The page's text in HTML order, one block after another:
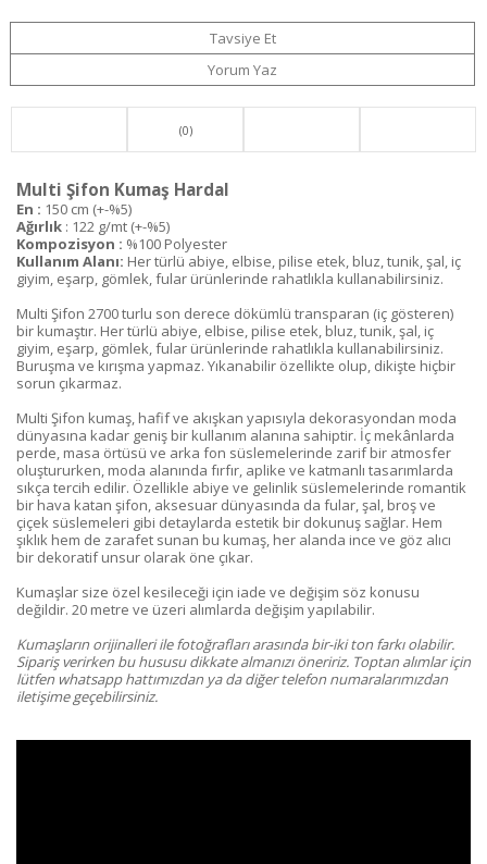
Tavsiye Et
Yorum Yaz
(0)
Multi Şifon Kumaş Hardal
En : 150 cm (+-%5)
Ağırlık : 122 g/mt (+-%5)
Kompozisyon : %100 Polyester
Kullanım Alanı: Her türlü abiye, elbise, pilise etek, bluz, tunik, şal, iç
giyim, eşarp, gömlek, fular ürünlerinde rahatlıkla kullanabilirsiniz.
Multi Şifon 2700 turlu son derece dökümlü transparan (iç gösteren)
bir kumaştır. Her türlü abiye, elbise, pilise etek, bluz, tunik, şal, iç
giyim, eşarp, gömlek, fular ürünlerinde rahatlıkla kullanabilirsiniz.
Buruşma ve kırışma yapmaz. Yıkanabilir özellikte olup, dikişte hiçbir
sorun çıkarmaz.
Multi Şifon kumaş, hafif ve akışkan yapısıyla dekorasyondan moda
dünyasına kadar geniş bir kullanım alanına sahiptir. İç mekânlarda
perde, masa örtüsü ve arka fon süslemelerinde zarif bir atmosfer
oluştururken, moda alanında fırfır, aplike ve katmanlı tasarımlarda
sıkça tercih edilir. Özellikle abiye ve gelinlik süslemelerinde romantik
bir hava katan şifon, aksesuar dünyasında da fular, şal, broş ve
çiçek süslemeleri gibi detaylarda estetik bir dokunuş sağlar. Hem
şıklık hem de zarafet sunan bu kumaş, her alanda ince ve göz alıcı
bir dekoratif unsur olarak öne çıkar.
Kumaşlar size özel kesileceği için iade ve değişim söz konusu
değildir. 20 metre ve üzeri alımlarda değişim yapılabilir.
Kumaşların orijinalleri ile fotoğrafları arasında bir-iki ton farkı olabilir.
Sipariş verirken bu hususu dikkate almanızı öneririz. Toptan alımlar için
lütfen whatsapp hattımızdan ya da diğer telefon numaralarımızdan
iletişime geçebilirsiniz.